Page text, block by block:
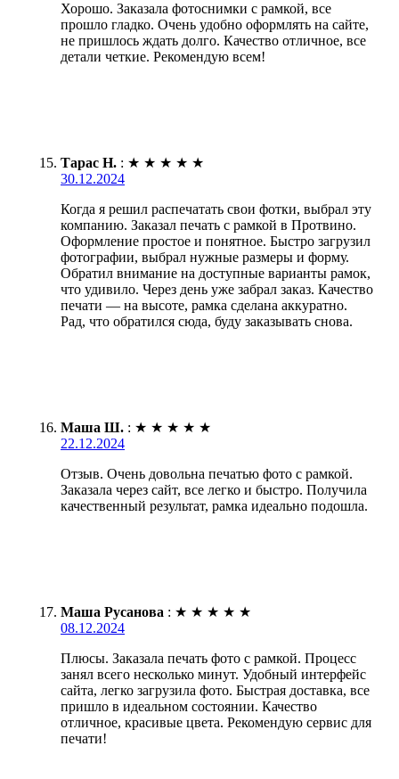
Хорошо. Заказала фотоснимки с рамкой, все
прошло гладко. Очень удобно оформлять на сайте,
не пришлось ждать долго. Качество отличное, все
детали четкие. Рекомендую всем!
Тарас Н. : ★ ★ ★ ★ ★
30.12.2024
Когда я решил распечатать свои фотки, выбрал эту
компанию. Заказал печать с рамкой в Протвино.
Оформление простое и понятное. Быстро загрузил
фотографии, выбрал нужные размеры и форму.
Обратил внимание на доступные варианты рамок,
что удивило. Через день уже забрал заказ. Качество
печати — на высоте, рамка сделана аккуратно.
Рад, что обратился сюда, буду заказывать снова.
Маша Ш. : ★ ★ ★ ★ ★
22.12.2024
Отзыв. Очень довольна печатью фото с рамкой.
Заказала через сайт, все легко и быстро. Получила
качественный результат, рамка идеально подошла.
Маша Русанова : ★ ★ ★ ★ ★
08.12.2024
Плюсы. Заказала печать фото с рамкой. Процесс
занял всего несколько минут. Удобный интерфейс
сайта, легко загрузила фото. Быстрая доставка, все
пришло в идеальном состоянии. Качество
отличное, красивые цвета. Рекомендую сервис для
печати!